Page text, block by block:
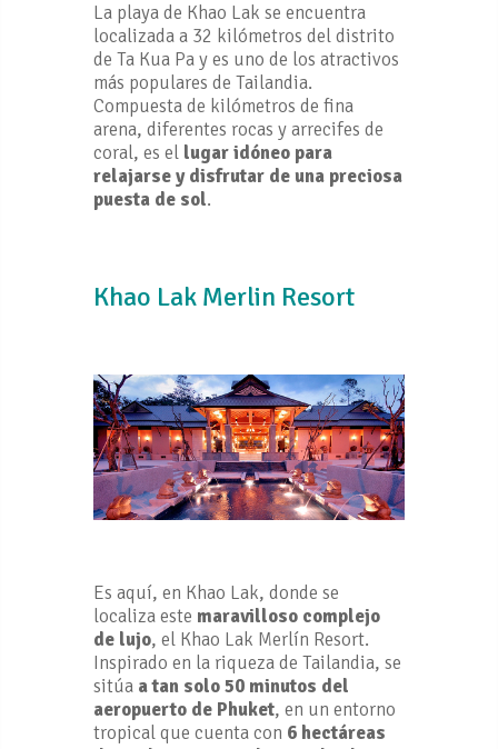
La playa de Khao Lak se encuentra
localizada a 32 kilómetros del distrito
de Ta Kua Pa y es uno de los atractivos
más populares de Tailandia.
Compuesta de kilómetros de fina
arena, diferentes rocas y arrecifes de
coral, es el lugar idóneo para
relajarse y disfrutar de una preciosa
puesta de sol.
Khao Lak Merlin Resort
Es aquí, en Khao Lak, donde se
localiza este maravilloso complejo
de lujo, el Khao Lak Merlín Resort.
Inspirado en la riqueza de Tailandia, se
sitúa a tan solo 50 minutos del
aeropuerto de Phuket, en un entorno
tropical que cuenta con 6 hectáreas